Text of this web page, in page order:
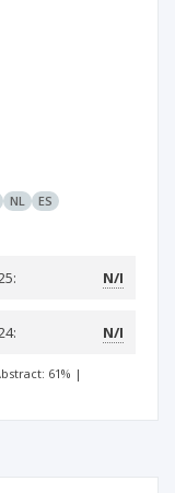
NL ES
N/I
N/I
61% |